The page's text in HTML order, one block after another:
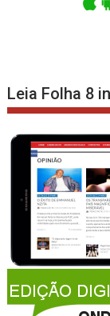
Leia Folha 8